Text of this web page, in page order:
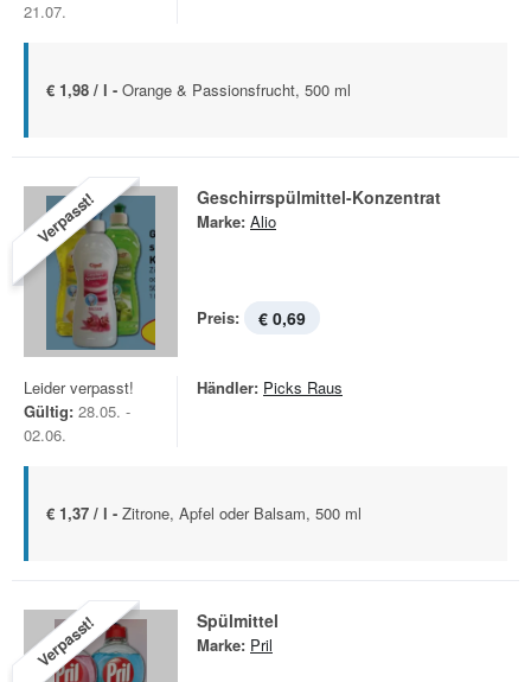
21.07.
€ 1,98 / l - Orange & Passionsfrucht, 500 ml
Verpasst! Geschirrspülmittel-Konzentrat
Marke: Alio
Preis: € 0,69
Leider verpasst!
Gültig: 28.05. -
02.06.
Händler: Picks Raus
€ 1,37 / l - Zitrone, Apfel oder Balsam, 500 ml
Verpasst! Spülmittel
Marke: Pril